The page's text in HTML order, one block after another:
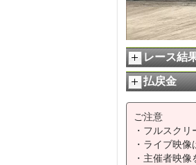
レース結
払戻金
ご注意
・フルスク
・ライブ映
・主催者映